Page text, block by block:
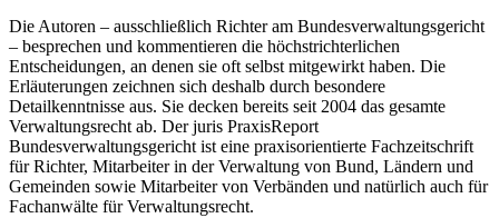
Die Autoren – ausschließlich Richter am Bundesverwaltungsgericht
– besprechen und kommentieren die höchstrichterlichen
Entscheidungen, an denen sie oft selbst mitgewirkt haben. Die
Erläuterungen zeichnen sich deshalb durch besondere
Detailkenntnisse aus. Sie decken bereits seit 2004 das gesamte
Verwaltungsrecht ab. Der juris PraxisReport
Bundesverwaltungsgericht ist eine praxisorientierte Fachzeitschrift
für Richter, Mitarbeiter in der Verwaltung von Bund, Ländern und
Gemeinden sowie Mitarbeiter von Verbänden und natürlich auch für
Fachanwälte für Verwaltungsrecht.